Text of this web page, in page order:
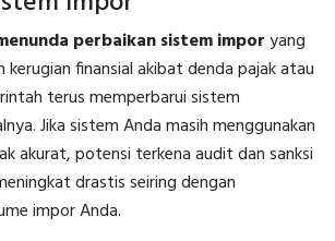
perbaikan sistem imporyang
kerugian finansial akibat denda pajak atau
terus memperbarui sistem
Jika sistem Anda masih menggunakan
akurat, potensi terkena audit dan sanksi
drastis seiring dengan
impor Anda.